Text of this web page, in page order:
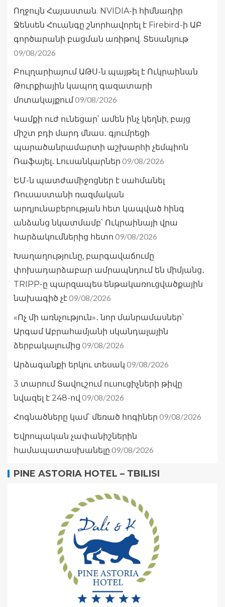
Ողջույն Հայաստան. NVIDIA-ի հիմնադիր
Ջենսեն Հուանգը շնորհավորել է Firebird-ի ԱԲ
գործարանի բացման առիթով. Տեսանյութ
09/08/2026
Բուլղարիայում ԱԹՍ-ն պայթել է Ուկրաինան
Թուրքիային կապող գազատարի
մոտակայքում09/08/2026
Կամքի ուժ ունեցար՝ ամեն ինչ կեղնի, բայց
միշտ բդի մարդ մնաս․ գյումրեցի
պարածանրամարտի աշխարհի չեմպիոն
Ռաֆայել․ Լուսանկարներ 09/08/2026
ԵՄ-ն պատժամիջոցներ է սահմանել
Ռուսաստանի ռազմական
արդյունաբերության հետ կապված հինգ
անձանց նկատմամբ՝ Ուկրաինայի վրա
հարձակումներից հետո 09/08/2026
Խաղաղությունը, բարգավաճումը
փոխադարձաբար ամրապնդում են միմյանց․
TRIPP-ը պարզապես ենթակառուցվածքային
նախագիծ չէ09/08/2026
«Ոչ մի առնչություն»․ նոր մանրամասներ՝
Արգամ Աբրահամյանի սկանդալային
ձերբակալումից 09/08/2026
Արձագանքի երկու տեսակ 09/08/2026
3 տարում Տավուշում ուսուցիչների թիվը
նվազել է 248-ով 09/08/2026
Հոգնածները կամ՝ մեռած հոգիներ 09/08/2026
Եվրոպական չափանիշներին
համապատասխանելը 09/08/2026
PINE ASTORIA HOTEL – TBILISI